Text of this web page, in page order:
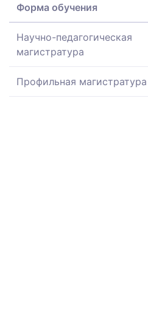
Форма обучения
Научно-педагогическая
магистратура
Профильная магистратура